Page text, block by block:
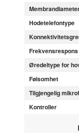
Hodetelefontype
Frekvensrespons
Øredeltype for
Følsomhet
Tilgjengelig
Kontroller